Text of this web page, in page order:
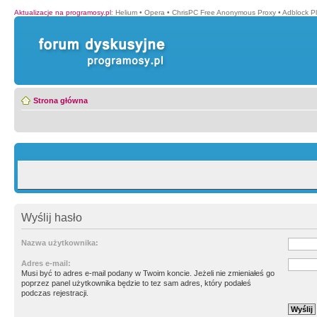
Aktualizacje na programosy.pl: Helium • Opera • ChrisPC Free Anonymous Proxy • Adblock
Strona główna
Wyślij hasło
Nazwa użytkownika:
Adres e-mail:
Musi być to adres e-mail podany w Twoim koncie. Jeżeli nie zmieniałeś go
poprzez panel użytkownika będzie to tez sam adres, który podałeś
podczas rejestracji.